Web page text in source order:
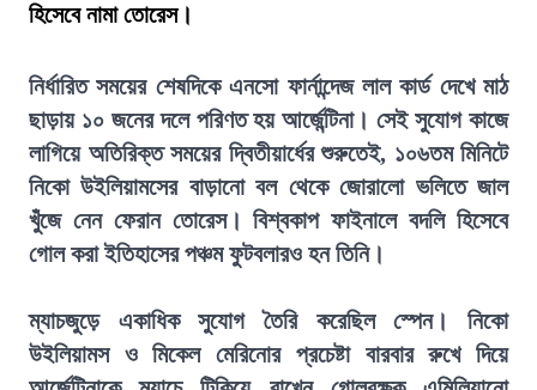
হিসেবে নামা তোরেস।
নির্ধারিত সময়ের শেষদিকে এনসো ফার্নান্দেজ লাল কার্ড দেখে মাঠ
ছাড়ায় ১০ জনের দলে পরিণত হয় আর্জেন্টিনা। সেই সুযোগ কাজে
লাগিয়ে অতিরিক্ত সময়ের দ্বিতীয়ার্ধের শুরুতেই, ১০৬তম মিনিটে
নিকো উইলিয়ামসের বাড়ানো বল থেকে জোরালো ভলিতে জাল
খুঁজে নেন ফেরান তোরেস। বিশ্বকাপ ফাইনালে বদলি হিসেবে
গোল করা ইতিহাসের পঞ্চম ফুটবলারও হন তিনি।
ম্যাচজুড়ে একাধিক সুযোগ তৈরি করেছিল স্পেন। নিকো
উইলিয়ামস ও মিকেল মেরিনোর প্রচেষ্টা বারবার রুখে দিয়ে